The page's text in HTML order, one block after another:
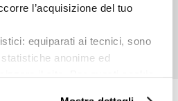
l’acquisizione del tuo
equiparati ai tecnici, sono
anonime ed